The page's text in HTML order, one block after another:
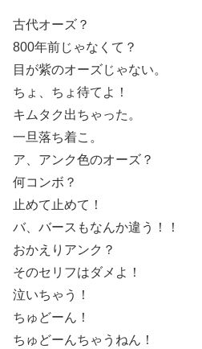
古代オーズ？
800年前じゃなくて？
目が紫のオーズじゃない。
ちょ、ちょ待てよ！
キムタク出ちゃった。
一旦落ち着こ。
ア、アンク色のオーズ？
何コンボ？
止めて止めて！
バ、バースもなんか違う！！
おかえりアンク？
そのセリフはダメよ！
泣いちゃう！
ちゅどーん！
ちゅどーんちゃうねん！